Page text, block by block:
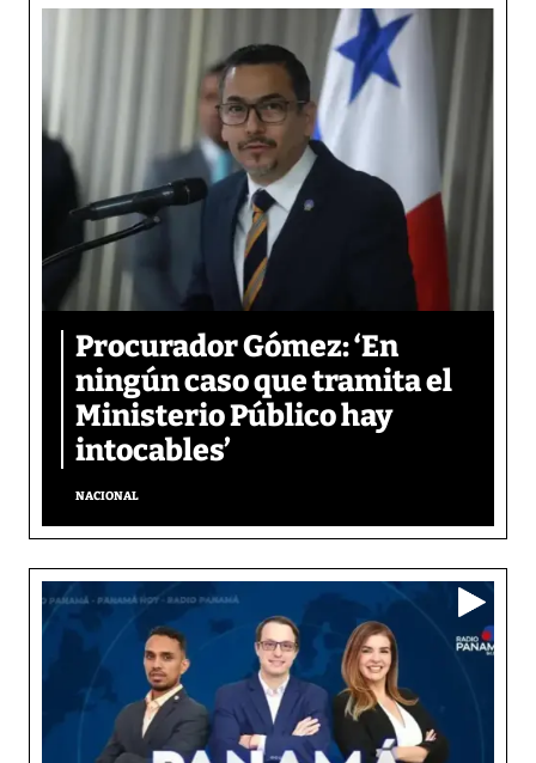
Procurador Gómez: ‘En
ningún caso que tramita el
Ministerio Público hay
intocables’
NACIONAL